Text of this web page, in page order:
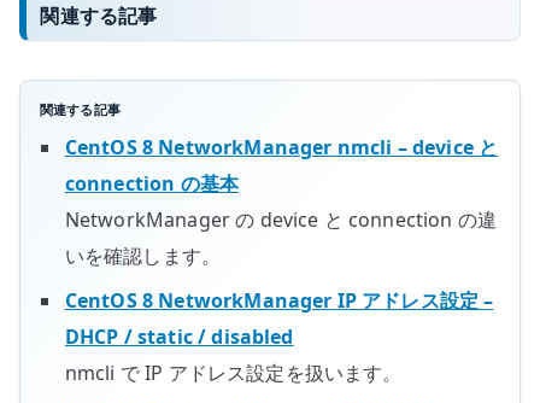
関連する記事
関連する記事
CentOS 8 NetworkManager nmcli – device と
connection の基本
NetworkManager の device と connection の違
いを確認します。
CentOS 8 NetworkManager IP アドレス設定 –
DHCP / static / disabled
nmcli で IP アドレス設定を扱います。